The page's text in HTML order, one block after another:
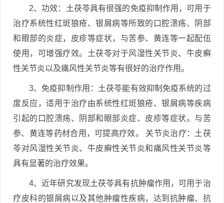
2、功效：土茯苓具有很强的免疫抑制作用，可用于
治疗系统性红斑狼疮、银屑病等所致的口腔溃疡、阴部
和眼部的炎症，皮疹等症状，与苦参、黄连等一起配伍
使用，可增强疗效。土茯苓对于风湿性关节炎、牛皮癣
性关节炎以及痛风性关节炎等有很好的治疗作用。
3、免疫抑制作用：土茯苓能有效抑制免疫系统的过
度反应，适用于治疗由系统性红斑狼疮、银屑病等疾病
引起的口腔溃疡、阴部和眼部炎症、皮疹等症状。与苦
参、黄连等药材合用，可提高疗效。 关节炎治疗：土茯
苓对风湿性关节炎、牛皮癣性关节炎和痛风性关节炎等
具有显著的治疗效果。
4、近年研究发现土茯苓具有抗肿瘤作用，可用于治
疗皮科的银屑病以及其他肿瘤性疾病，达到抗肿瘤、抗